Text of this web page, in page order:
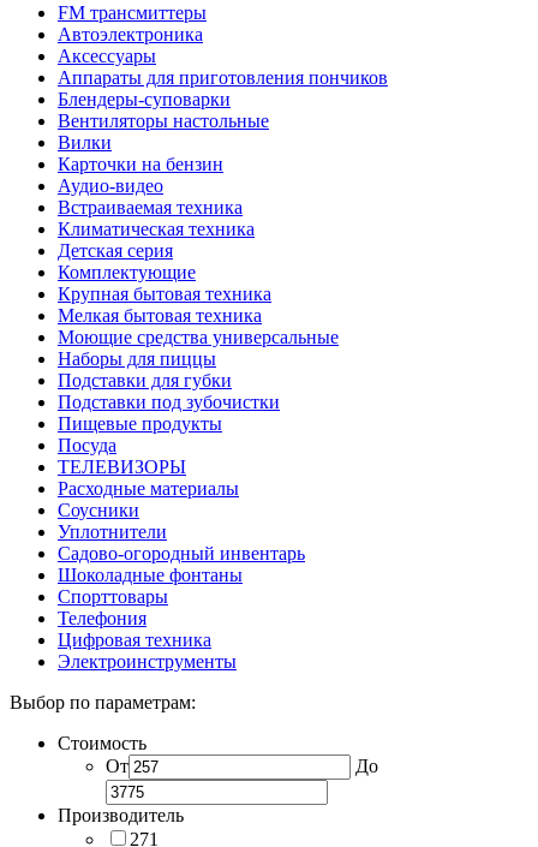
FM трансмиттеры
Автоэлектроника
Аксессуары
Аппараты для приготовления пончиков
Блендеры-суповарки
Вентиляторы настольные
Вилки
Карточки на бензин
Аудио-видео
Встраиваемая техника
Климатическая техника
Детская серия
Комплектующие
Крупная бытовая техника
Мелкая бытовая техника
Моющие средства универсальные
Наборы для пиццы
Подставки для губки
Подставки под зубочистки
Пищевые продукты
Посуда
ТЕЛЕВИЗОРЫ
Расходные материалы
Соусники
Уплотнители
Садово-огородный инвентарь
Шоколадные фонтаны
Спорттовары
Телефония
Цифровая техника
Электроинструменты
Выбор по параметрам:
Стоимость
От
До
Производитель
271